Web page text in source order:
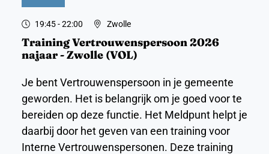
19:45- 22:00 Zwolle
Training Vertrouwenspersoon 2026
najaar - Zwolle (VOL)
Je bent Vertrouwenspersoon in je gemeente
geworden. Het is belangrijk om je goed voor te
bereiden op deze functie. Het Meldpunt helpt je
daarbij door het geven van een training voor
Interne Vertrouwenspersonen. Deze training